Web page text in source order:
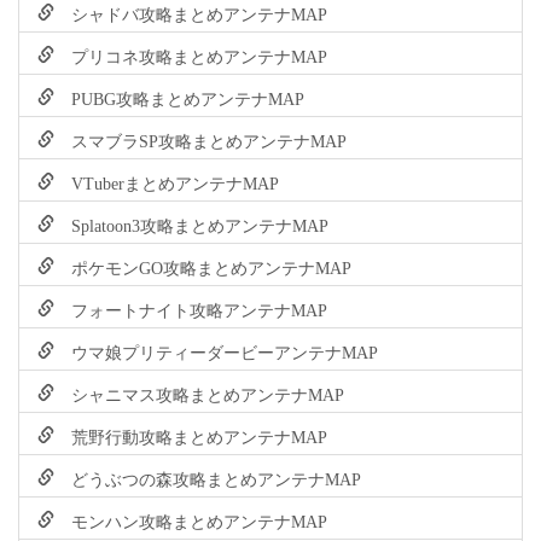
シャドバ攻略まとめアンテナMAP
プリコネ攻略まとめアンテナMAP
PUBG攻略まとめアンテナMAP
スマブラSP攻略まとめアンテナMAP
VTuberまとめアンテナMAP
Splatoon3攻略まとめアンテナMAP
ポケモンGO攻略まとめアンテナMAP
フォートナイト攻略アンテナMAP
ウマ娘プリティーダービーアンテナMAP
シャニマス攻略まとめアンテナMAP
荒野行動攻略まとめアンテナMAP
どうぶつの森攻略まとめアンテナMAP
モンハン攻略まとめアンテナMAP